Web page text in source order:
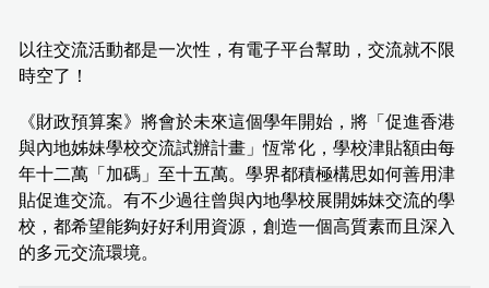
以往交流活動都是一次性，有電子平台幫助，交流就不限
時空了！
《財政預算案》將會於未來這個學年開始，將「促進香港
與內地姊妹學校交流試辦計畫」恆常化，學校津貼額由每
年十二萬「加碼」至十五萬。學界都積極構思如何善用津
貼促進交流。有不少過往曾與內地學校展開姊妹交流的學
校，都希望能夠好好利用資源，創造一個高質素而且深入
的多元交流環境。